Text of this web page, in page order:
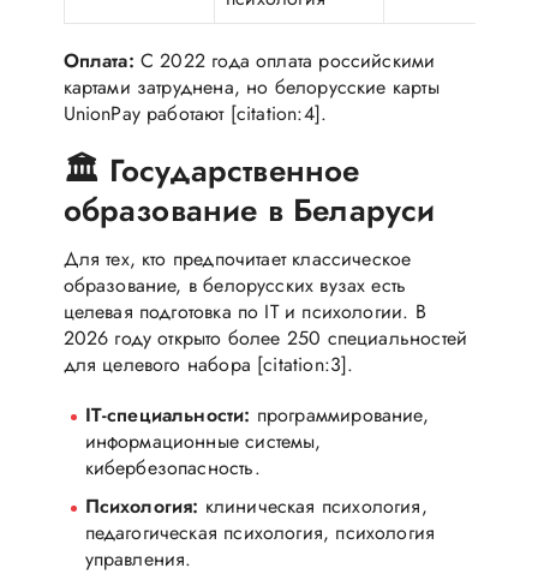
Оплата: С 2022 года оплата российскими
картами затруднена, но белорусские карты
UnionPay работают [citation:4].
🏛️ Государственное
образование в Беларуси
Для тех, кто предпочитает классическое
образование, в белорусских вузах есть
целевая подготовка по IT и психологии. В
2026 году открыто более 250 специальностей
для целевого набора [citation:3].
IT-специальности: программирование,
информационные системы,
кибербезопасность.
Психология: клиническая психология,
педагогическая психология, психология
управления.